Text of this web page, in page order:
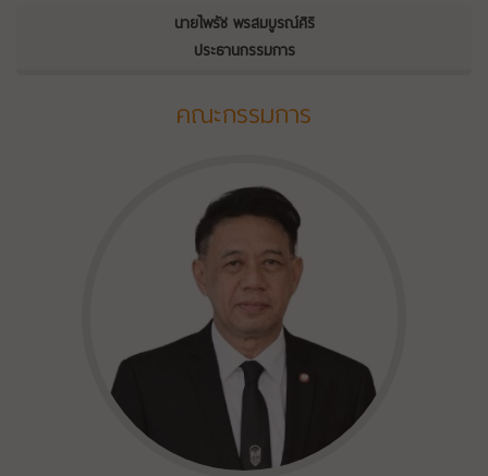
นายไพรัช พรสมบูรณ์ศิริ
ประธานกรรมการ
คณะกรรมการ